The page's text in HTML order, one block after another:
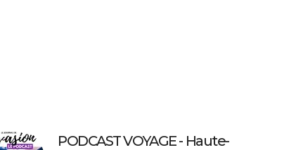
PODCAST VOYAGE - Haute-